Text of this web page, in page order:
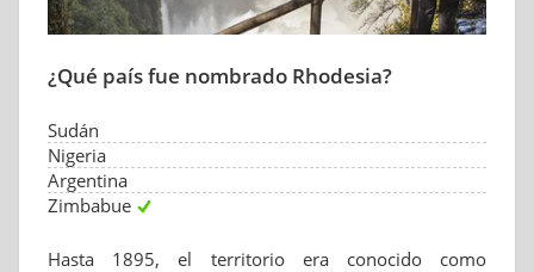
¿Qué país fue nombrado Rhodesia?
Sudán
Nigeria
Argentina
Zimbabue
Hasta 1895, el territorio era conocido como